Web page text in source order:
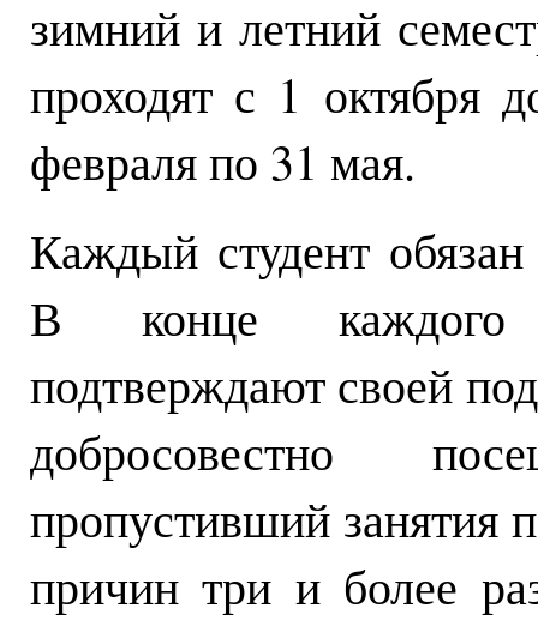
зимний и летний
проходят с 1 октября
февраля по 31 мая.
Каждый студент
В конце каждого
подтверждают своей
добросовестно
пропустивший занятия
причин три и более